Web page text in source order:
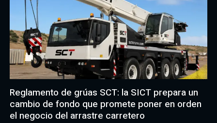
Reglamento de grúas SCT: la SICT prepara un
cambio de fondo que promete poner en orden
el negocio del arrastre carretero